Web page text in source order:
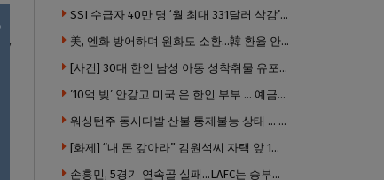
,
SSI 수급자 40만 명 ‘월 최대 331달러 삭감’ 위기…10만 명은 수급자격 상실
美, 엔화 방어하며 원화도 소환…韓 환율 안정 ‘우군’ 되나
[사건] 30대 한인 남성 아동 성착취물 유포 혐의로 체포
’10억 빚’ 안갚고 미국 온 한인 부부 … 예금보험공사, 미국서 소송
워싱턴주 동시다발 산불 통제불능 상태 … 이재민 수십만명
[화제] “내 돈 갚아라” 김원석씨 자택 앞 1인 광대 시위 … 한인 투자사, “108만 달러 못받아”
손흥민, 5경기 연속골 실패…LAFC는 승부차기 끝 과달라하라 격파